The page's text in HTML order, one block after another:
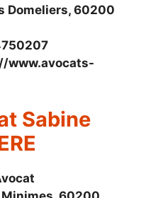
Domeliers, 60200
www.avocats-
Sabine